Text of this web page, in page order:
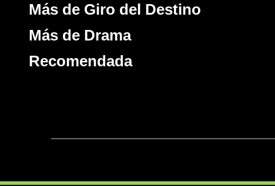
Más de Giro del Destino
Más de Drama
Recomendada